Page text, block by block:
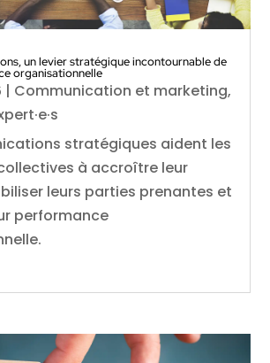
un levier stratégique incontournable de
organisationnelle
| Communication et marketing,
stratégiques aident les
à accroître leur
leurs parties prenantes et
performance